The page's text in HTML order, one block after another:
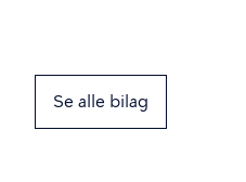
Se alle bilag